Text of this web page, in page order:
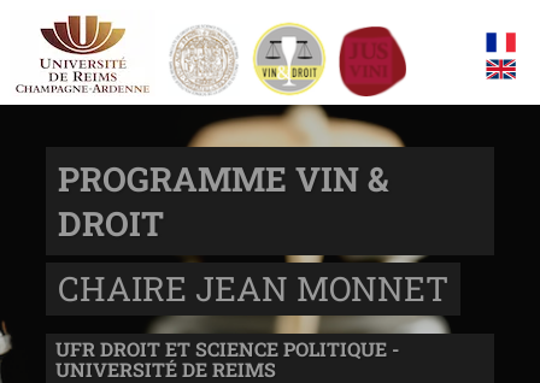
PROGRAMME VIN &
DROIT
CHAIRE JEAN MONNET
UFR DROIT ET SCIENCE POLITIQUE -
UNIVERSITÉ DE REIMS